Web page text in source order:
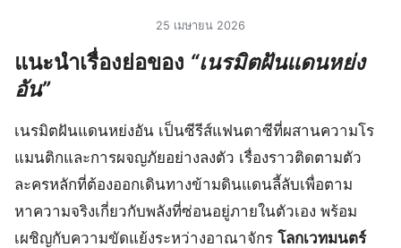
25 เมษายน 2026
แนะนำเรื่องย่อของ “เนรมิตฝันแดนหย่ง
อัน”
เนรมิตฝันแดนหย่งอัน เป็นซีรีส์แฟนตาซีที่ผสานความโร
แมนติกและการผจญภัยอย่างลงตัว เรื่องราวติดตามตัว
ละครหลักที่ต้องออกเดินทางข้ามดินแดนลี้ลับเพื่อตาม
หาความจริงเกี่ยวกับพลังที่ซ่อนอยู่ภายในตัวเอง พร้อม
เผชิญกับความขัดแย้งระหว่างอาณาจักร โลกเวทมนตร์